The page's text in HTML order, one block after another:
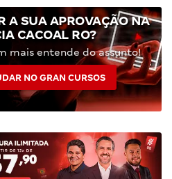
A SUA APROVAÇÃO NA
CACOAL RO?
mais entende do assunto!
NO GRAN CURSOS